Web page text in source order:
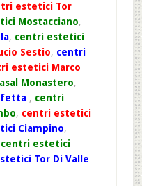
estetici Tor
Mostacciano,
, centri estetici
Sestio, centri
estetici Marco
Monastero,
, centri
, centri estetici
Ciampino,
centri estetici
Tor Di Valle